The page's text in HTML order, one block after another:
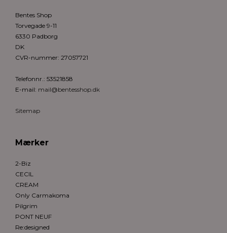
Bentes Shop
Torvegade 9-11
6330 Padborg
DK
CVR-nummer: 27057721
Telefonnr.: 53521858
E-mail: mail@bentesshop.dk
Sitemap
Mærker
2-Biz
CECIL
CREAM
Only Carmakoma
Pilgrim
PONT NEUF
Re:designed